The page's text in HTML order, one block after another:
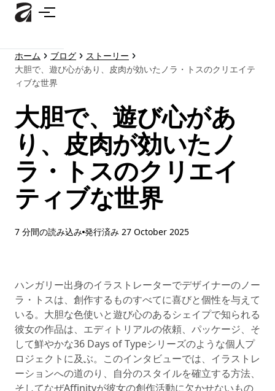
コ ホーム ブログ
ストーリー
大胆で、遊び心があり、皮肉が効いたノラ・トスのクリエイテ
ィブな世界
大胆で、遊び心があ
り、皮肉が効いたノ
ラ・トスのクリエイ
ティブな世界
7 分間の読み込み 発行済み 27 October 2025
ハンガリー出身のイラストレーターでデザイナーのノー
ラ・トスは、創作するものすべてに喜びと個性を与えて
いる。大胆な色使いと遊び心のあるシェイプで知られる
彼女の作品は、エディトリアルの依頼、パッケージ、そ
して鮮やかな36 Days of Typeシリーズのような個人プ
ロジェクトに及ぶ。このインタビューでは、イラストレ
ーションへの道のり、自分のスタイルを確立する方法、
そしてなぜAffinityが彼女の創作活動に欠かせないもの